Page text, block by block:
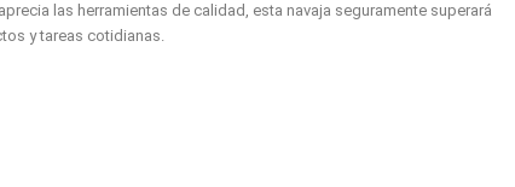
las herramientas de calidad, esta navaja seguramente superará
y tareas cotidianas.